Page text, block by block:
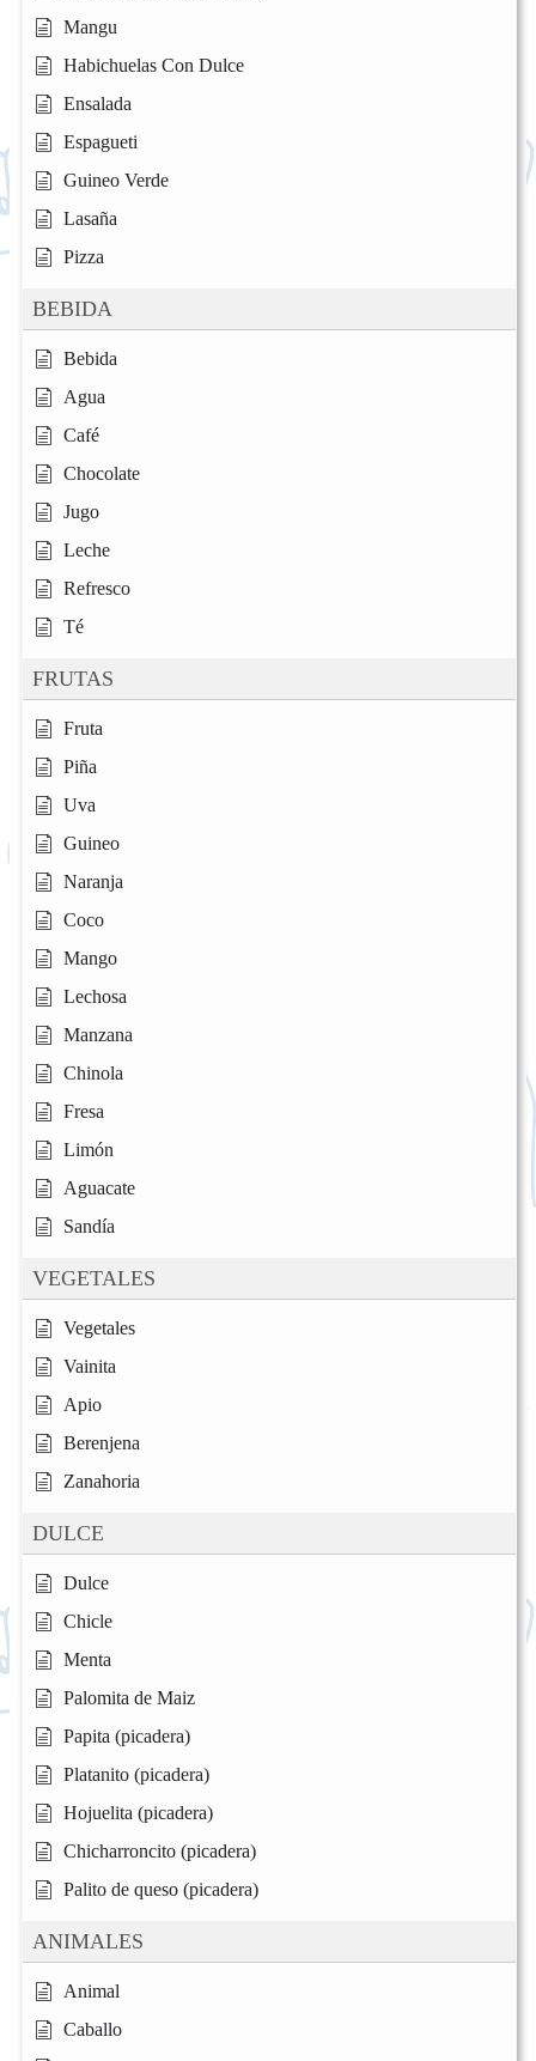
Mangu
Habichuelas Con Dulce
Ensalada
Espagueti
Guineo Verde
Lasaña
Pizza
BEBIDA
Bebida
Agua
Café
Chocolate
Jugo
Leche
Refresco
Té
FRUTAS
Fruta
Piña
Uva
Guineo
Naranja
Coco
Mango
Lechosa
Manzana
Chinola
Fresa
Limón
Aguacate
Sandía
VEGETALES
Vegetales
Vainita
Apio
Berenjena
Zanahoria
DULCE
Dulce
Chicle
Menta
Palomita de Maiz
Papita (picadera)
Platanito (picadera)
Hojuelita (picadera)
Chicharroncito (picadera)
Palito de queso (picadera)
ANIMALES
Animal
Caballo